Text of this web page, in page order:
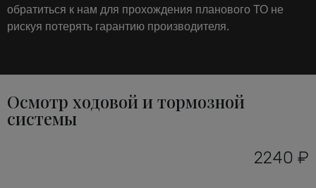
обратиться к нам для прохождения планового ТО не
рискуя потерять гарантию производителя.
Осмотр ходовой и тормозной
системы
2240 ₽